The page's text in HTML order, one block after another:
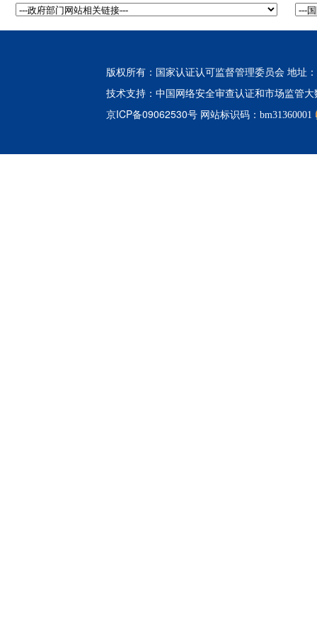
版权所有：国家认证认可监督管理委员会 地址
技术支持： 中国网络安全审查认证和市场监管
京ICP备09062530号 网站标识码：bm31360001